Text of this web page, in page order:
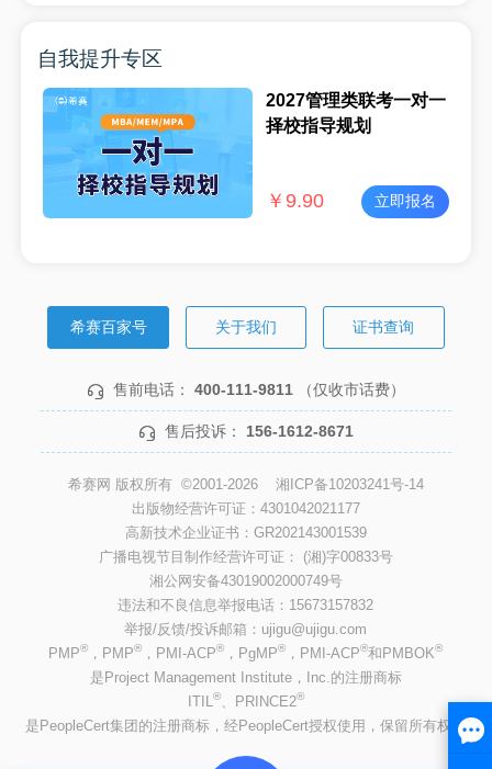
自我提升专区
2027管理类联考一对一
择校指导规划
￥ 9.90 立即报名
希赛百家号 关于我们 证书查询
售前电话： 400-111-9811 （仅收市话费）
售后投诉： 156-1612-8671
希赛网 版权所有 ©2001-2026 湘ICP备10203241号-14
出版物经营许可证：4301042021177
高新技术企业证书：GR202143001539
广播电视节目制作经营许可证： (湘)字00833号
湘公网安备43019002000749号
违法和不良信息举报电话：15673157832
举报/反馈/投诉邮箱：ujigu@ujigu.com
PMP® ，PMP® ，PMI-ACP® ，PgMP® ，PMI-ACP®和PMBOK®
是Project Management Institute，Inc.的注册商标
ITIL®、PRINCE2®
是PeopleCert集团的注册商标，经PeopleCert授权使用，保留所有权利